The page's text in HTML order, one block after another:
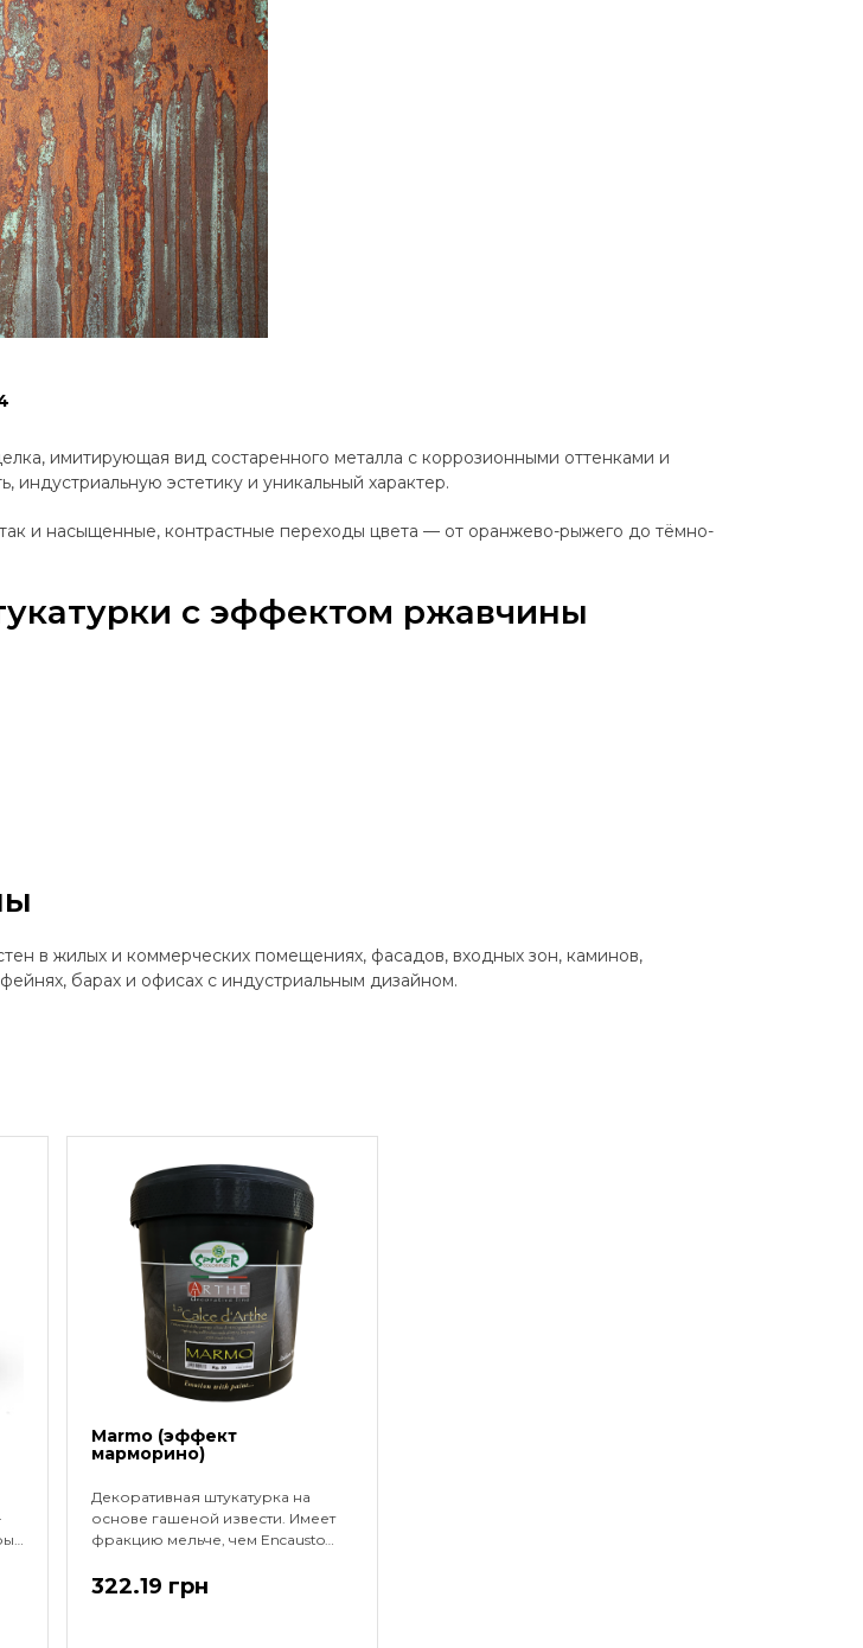
имитирующая вид состаренного металла с коррозионными оттенками и
индустриальную эстетику и уникальный характер.
и насыщенные, контрастные переходы цвета — от оранжево-рыжего до тёмно-
с эффектом ржавчины
в жилых и коммерческих помещениях, фасадов, входных зон, каминов,
барах и офисах с индустриальным дизайном.
Marmo (эффект
марморино)
Декоративная штукатурка на
основе гашеной извести. Имеет
фракцию мельче, чем Encausto
эффект матового
полированного камня.
322.19 грн